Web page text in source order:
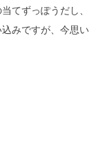
てずっぽうだし、
みですが、今思い